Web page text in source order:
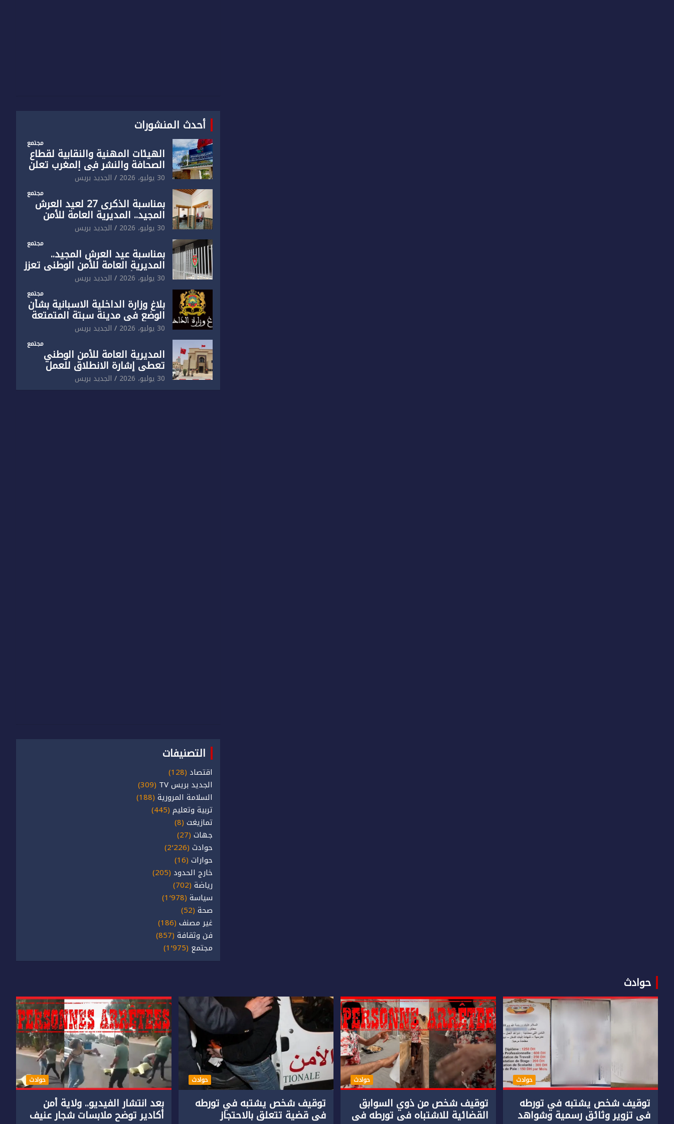
أحدث المنشورات
مجتمع
الهيئات المهنية والنقابية لقطاع
الصحافة والنشر في المغرب تعلن
رفضها القاطع لـ”أي أجندة انتخابية
مُعدة على مقاس سياسي
ومصلحي ضيق”
30 يوليو، 2026 الجديد بريس
مجتمع
بمناسبة الذكرى 27 لعيد العرش
المجيد.. المديرية العامة للأمن
الوطني تفتتح المقر الجديد لفرقة
الشرطة السياحية بفاس
30 يوليو، 2026 الجديد بريس
مجتمع
بمناسبة عيد العرش المجيد..
المديرية العامة للأمن الوطني تعزز
البنية الأمنية بالناظور بإحداث
فرقتين جديدتين
30 يوليو، 2026 الجديد بريس
مجتمع
بلاغ وزارة الداخلية الاسبانية بشأن
الوضع في مدينة سبتة المتمتعة
بالحكم الذاتي
30 يوليو، 2026 الجديد بريس
مجتمع
المديرية العامة للأمن الوطني
تعطي إشارة الانطلاق للعمل
بالمقر الجديد للدائرة الثالثة
للشرطة بولاية أمن العيون
30 يوليو، 2026 الجديد بريس
التصنيفات
اقتصاد (128)
الجديد بريس TV
(309)
السلامة المرورية (188)
تربية وتعليم (445)
تمازيغت (8)
جهات (27)
حوادث (2٬226)
حوارات (16)
خارج الحدود (205)
رياضة (702)
سياسة (1٬978)
صحة (52)
غير مصنف (186)
فن وثقافة (857)
مجتمع (1٬975)
حوادث
حوادث
توقيف شخص يشتبه في تورطه
في تزوير وثائق رسمية وشواهد
حوادث
توقيف شخص من ذوي السوابق
القضائية للاشتباه في تورطه في
حوادث
توقيف شخص يشتبه في تورطه
في قضية تتعلق بالاحتجاز
حوادث
بعد انتشار الفيديو.. ولاية أمن
أكادير توضح ملابسات شجار عنيف